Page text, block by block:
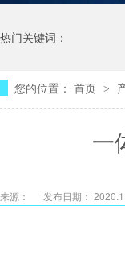
热门关键词：
您的位置： 首页 >
一
来源： 发布日期：